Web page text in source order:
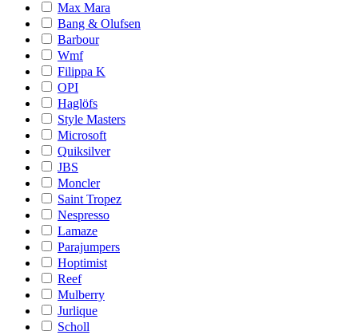
Max Mara
Bang & Olufsen
Barbour
Wmf
Filippa K
OPI
Haglöfs
Style Masters
Microsoft
Quiksilver
JBS
Moncler
Saint Tropez
Nespresso
Lamaze
Parajumpers
Hoptimist
Reef
Mulberry
Jurlique
Scholl